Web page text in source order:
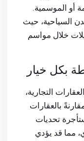
أو الموسمية.
السياحية، حيث
خلال مواسم
بكل خيار
التجارية،
بالعقارات
تحديات
مما قد يؤدي